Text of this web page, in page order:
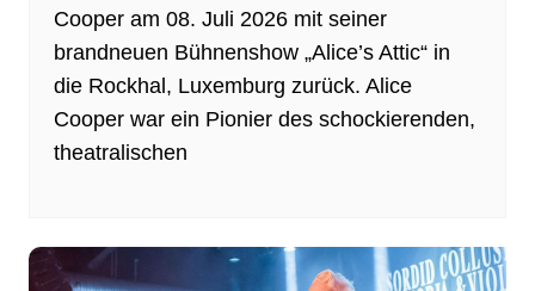
Cooper am 08. Juli 2026 mit seiner
brandneuen Bühnenshow „Alice’s Attic“ in
die Rockhal, Luxemburg zurück. Alice
Cooper war ein Pionier des schockierenden,
theatralischen